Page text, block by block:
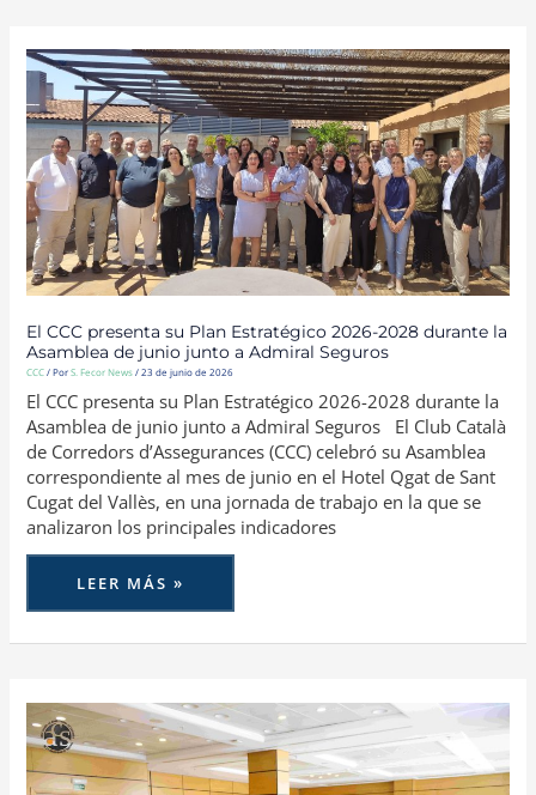
El CCC presenta su Plan Estratégico 2026-2028 durante la
Asamblea de junio junto a Admiral Seguros
CCC/ PorS. Fecor News/23 de junio de 2026
El CCC presenta su Plan Estratégico 2026-2028 durante la
Asamblea de junio junto a Admiral Seguros El Club Català
de Corredors d’Assegurances (CCC) celebró su Asamblea
correspondiente al mes de junio en el Hotel Qgat de Sant
Cugat del Vallès, en una jornada de trabajo en la que se
analizaron los principales indicadores
EL
CCC
PRESENTA
SU
PLAN
ESTRATÉGICO
2026-
2028
DURANTE
LA
ASAMBLEA
DE
JUNIO
JUNTO
A
ADMIRAL
SEGUROS
LEER MÁS »
ACS-
CV
ORGANIZA
UNA
JORNADA
PRÁCTICA